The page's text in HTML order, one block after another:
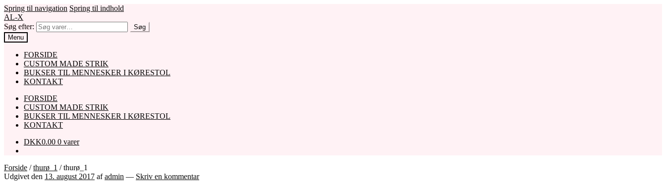
Spring til navigation Spring til indhold
AL-X
Søg efter:
Søg
Menu
FORSIDE
CUSTOM MADE STRIK
BUKSER TIL MENNESKER I KØRESTOL
KONTAKT
FORSIDE
CUSTOM MADE STRIK
BUKSER TIL MENNESKER I KØRESTOL
KONTAKT
DKK0.00 0 varer
Forside /thurø_1 /thurø_1
Udgivet den 13. august 2017 afadmin — Skriv en kommentar